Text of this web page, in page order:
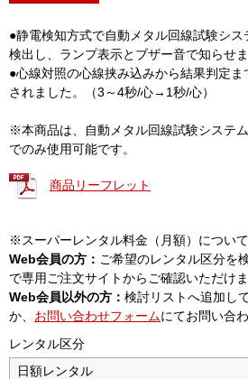
●静電検知方式で自動メタル回線試験シ
検出し、ランプ表示とブザー音で知らせま
●心線対照の心線挟み込みから結果判定
されました。（3～4秒/心→1秒/心）
※本商品は、自動メタル回線試験システ
でのみ使用可能です。
商品リーフレット
※スーパーレンタル料金（月額）について
Web会員の方： ご希望のレンタル区分を
で専用ご注文サイトからご確認いただけ
Web会員以外の方： 検討リストへ追加し
か、 お問い合わせフォームにてお問い合
レンタル区分